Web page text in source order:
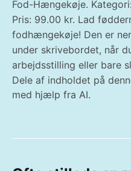
Fod-Hængekøje.
Pris: 99.00 kr. Lad
fodhængekøje! Den er
under skrivebordet, når
arbejdsstilling eller bare
Dele af indholdet på
med hjælp fra AI.